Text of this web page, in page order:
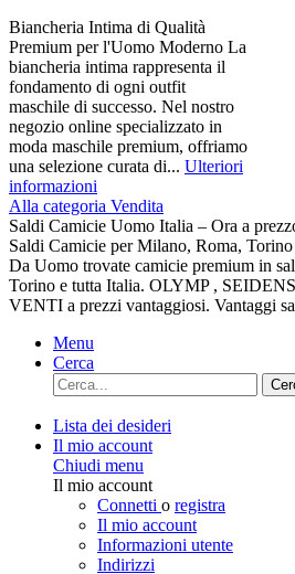
Biancheria Intima di Qualità
Premium per l'Uomo Moderno La
biancheria intima rappresenta il
fondamento di ogni outfit
maschile di successo. Nel nostro
negozio online specializzato in
moda maschile premium, offriamo
una selezione curata di... Ulteriori
informazioni
Alla categoria Vendita
Saldi Camicie Uomo Italia – Ora a
Saldi Camicie per Milano, Roma,
Da Uomo trovate camicie premium in
Torino e tutta Italia. OLYMP ,
VENTI a prezzi vantaggiosi. Vantaggi
Menu
Cerca
Lista dei desideri
Il mio account
Chiudi menu
Il mio account
Connetti o registra
Il mio account
Informazioni utente
Indirizzi